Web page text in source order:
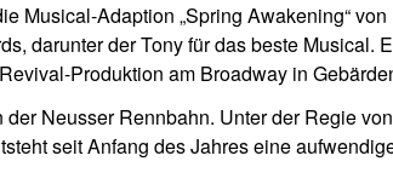
Musical-Adaption „Spring Awakening“
darunter der Tony für das beste Musical.
Produktion am Broadway in
Neusser Rennbahn. Unter der Regie
seit Anfang des Jahres eine